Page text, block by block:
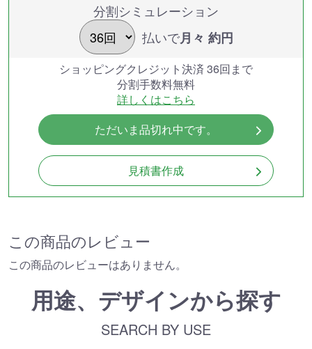
分割シミュレーション
払いで月々 約円
ショッピングクレジット決済 36回まで
分割手数料無料
詳しくはこちら
ただいま品切れ中です。
見積書作成
この商品のレビュー
この商品のレビューはありません。
用途、デザインから探す
SEARCH BY USE